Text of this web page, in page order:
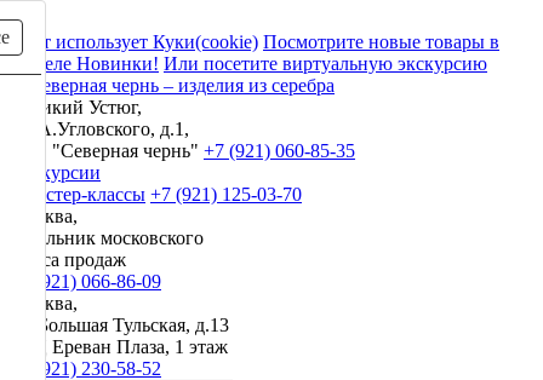
Сайт использует Куки(cookie) Посмотрите новые товары в
разделе Новинки! Или посетите виртуальную экскурсию
Великий Устюг,
ул. А.Угловского, д.1,
ЗАО "Северная чернь" +7 (921) 060-85-35
Экскурсии
и мастер-классы +7 (921) 125-03-70
Москва,
начальник московского
офиса продаж
+7 (921) 066-86-09
Москва,
ул. Большая Тульская, д.13
ТРЦ Ереван Плаза, 1 этаж
+7 (921) 230-58-52